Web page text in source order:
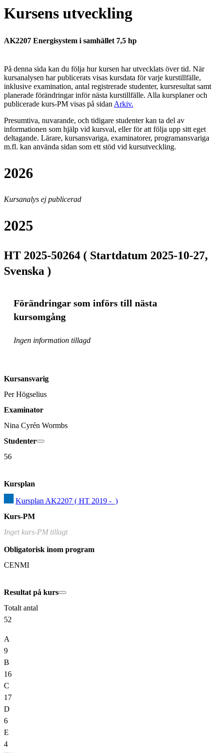
Kursens utveckling
AK2207 Energisystem i samhället 7,5 hp
På denna sida kan du följa hur kursen har utvecklats över tid. När
kursanalysen har publicerats visas kursdata för varje kurstillfälle,
inklusive examination, antal registrerade studenter, kursresultat samt
planerade förändringar inför nästa kurstillfälle. Alla kursplaner och
publicerade kurs-PM visas på sidan Arkiv.
Presumtiva, nuvarande, och tidigare studenter kan ta del av
informationen som hjälp vid kursval, eller för att följa upp sitt eget
deltagande. Lärare, kursansvariga, examinatorer, programansvariga
m.fl. kan använda sidan som ett stöd vid kursutveckling.
2026
Kursanalys ej publicerad
2025
HT 2025-50264 ( Startdatum 2025-10-27,
Svenska )
Förändringar som införs till nästa
kursomgång
Ingen information tillagd
Kursansvarig
Per Högselius
Examinator
Nina Cyrén Wormbs
Studenter
56
Kursplan
Kursplan AK2207 ( HT 2019 -  )
Kurs-PM
Inget kurs-PM tillagt
Obligatorisk inom program
CENMI
Resultat på kurs
Totalt antal
52
A
9
B
16
C
17
D
6
E
4